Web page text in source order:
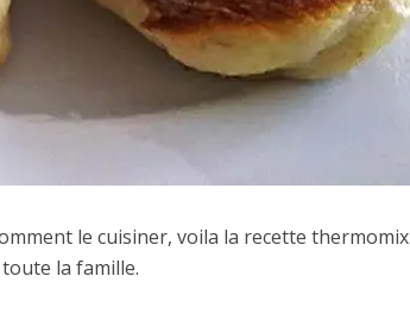
le cuisiner, voila la recette thermomix
la famille.